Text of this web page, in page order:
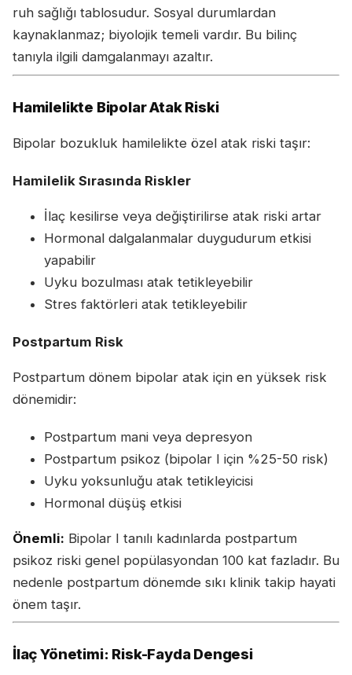
ruh sağlığı tablosudur. Sosyal durumlardan
kaynaklanmaz; biyolojik temeli vardır. Bu bilinç
tanıyla ilgili damgalanmayı azaltır.
Hamilelikte Bipolar Atak Riski
Bipolar bozukluk hamilelikte özel atak riski taşır:
Hamilelik Sırasında Riskler
İlaç kesilirse veya değiştirilirse atak riski artar
Hormonal dalgalanmalar duygudurum etkisi
yapabilir
Uyku bozulması atak tetikleyebilir
Stres faktörleri atak tetikleyebilir
Postpartum Risk
Postpartum dönem bipolar atak için en yüksek risk
dönemidir:
Postpartum mani veya depresyon
Postpartum psikoz (bipolar I için %25-50 risk)
Uyku yoksunluğu atak tetikleyicisi
Hormonal düşüş etkisi
Önemli: Bipolar I tanılı kadınlarda postpartum
psikoz riski genel popülasyondan 100 kat fazladır. Bu
nedenle postpartum dönemde sıkı klinik takip hayati
önem taşır.
İlaç Yönetimi: Risk-Fayda Dengesi